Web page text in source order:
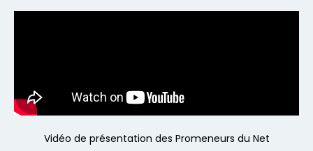
Vidéo de présentation des Promeneurs du Net